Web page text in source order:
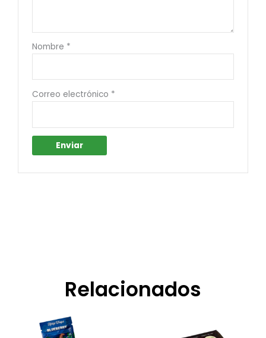
Nombre *
Correo electrónico *
Relacionados